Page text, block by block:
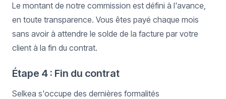
Le montant de notre commission est défini à l'avance,
en toute transparence. Vous êtes payé chaque mois
sans avoir à attendre le solde de la facture par votre
client à la fin du contrat.
Étape 4 : Fin du contrat
Selkea s'occupe des dernières formalités